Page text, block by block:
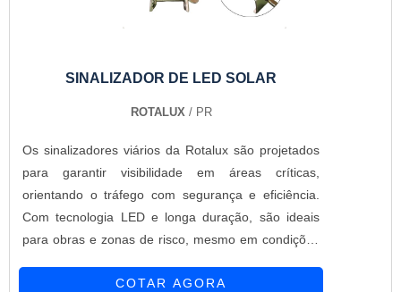
SINALIZADOR DE LED SOLAR
ROTALUX/ PR
Os sinalizadores viários da Rotalux são projetados
para garantir visibilidade em áreas críticas,
orientando o tráfego com segurança e eficiência.
Com tecnologia LED e longa duração, são ideais
para obras e zonas de risco, mesmo em condições
horas. Carregamento via fotocélula. Encaixe
COTAR AGORA